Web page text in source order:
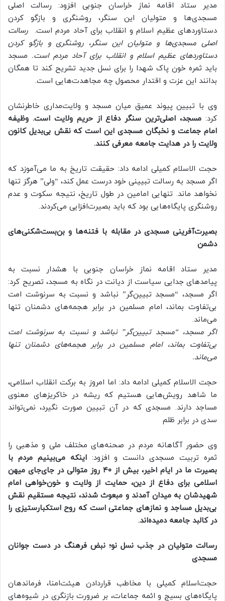
مدیر ستاد اقامه نماز خراسان جنوبی افزود: رسالت اصلی
مسجدی‌ها و متولیان این سنگر، روشنگری و بازگو کردن
دستاوردهای عظیم اسلام و انقلاب برای آحاد مردم است. رسالت
اصلی مسجدی‌ها و متولیان این سنگر، روشنگری و بازگو کردن
دستاوردهای عظیم اسلام و انقلاب برای آحاد مردم است. مسجد
باید ثمره خون پاک شهدا را برای نسل جدید تشریح کند تا همگان
بدانند این عزت و اقتدار محصول چه مجاهدت‌هایی است.
وی با تبیین پیوند عمیق میان مسجد و ولایت‌مداری خاطرنشان
کرد: مسجد، اصلی‌ترین سنگر دفاع از حریم ولایت است. وظیفه
امام جماعت و نخبگان مسجدی این است که نقش بی‌بدیل کانون
ولایت را در هدایت جامعه معرفی کنند.
حجت الاسلام کمیلی ادامه داد: حقیقت تاریخ به ما می‌آموزد که
اگر مسجد به رسالت تبیینی خود درست عمل کند، “ولی” هرگز تنها
نخواهد ماند. تنهایی امامین در طول تاریخ، نتیجه سکوت و عدم
روشنگری پایگاه‌هایی بود که باید بصیرت‌افزایی می‌کردند.
بصیرت‌آفرینی مسجدی در مقابله با فتنه‌ها و بن‌بست‌شکنی‌های
دشمن
مدیر ستاد اقامه نماز خراسان جنوبی با هشدار نسبت به
پیامدهای جدایی سیاست از دیانت در نگاه به مسجد، تصریح کرد:
اگر مسجد، “مسجد تبیین‌گر” نباشد و نسبت به سرنوشت امت
بی‌تفاوت بماند، امام مسلمین در برابر هجمه‌های دشمنان تنها
می‌ماند.
اگر مسجد، “مسجد تبیین‌گر” نباشد و نسبت به سرنوشت امت
بی‌تفاوت بماند، امام مسلمین در برابر هجمه‌های دشمنان تنها
می‌ماند.
حجت الاسلام کمیلی ادامه داد: اما امروز به برکت انقلاب اسلامی،
ما شاهد رویش‌هایی هستیم که ریشه در خاکریزهای معنوی
مساجد دارند. مسجدی که در آن تبیین صورت نگیرد، نمی‌تواند
سدی در برابر ظلم
وی حضور آگاهانه مردم در صحنه‌های مختلف ملی و مذهبی را
ثمره تربیت مسجدی دانست و افزود:اینکه می‌بینیم مردم با
بصیرت ما در ایام اخیر، بیش از ۴۰ روز متوالی در جای‌جای میهن
اسلامی برای دفاع از دین، حمایت از ولایت و خون‌خواهی امام
شهیدشان به میدان آمدند و مبعوث شدند، نتیجه مستقیم نقش
بی‌بدیل مساجد و نمازهای جماعتی است که روح استکبارستیزی را
در کالبد جامعه دمیده‌اند.
رسالت متولیان در جذب نسل نو؛ نبض فرهنگ در دست جوانان
مسجدی
حجت‌اسلام کمیلی با مخاطب قراردادن هیئت‌امنا، فرماندهان
پایگاه‌های بسیج و ائمه جماعات، بر ضرورت بازنگری در شیوه‌های